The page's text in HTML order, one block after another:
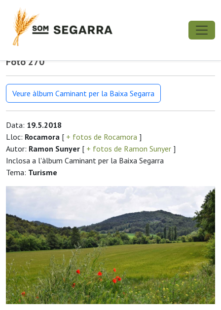
Foto 270
Veure àlbum Caminant per la Baixa Segarra
Data: 19.5.2018
Lloc: Rocamora [ + fotos de Rocamora ]
Autor: Ramon Sunyer [ + fotos de Ramon Sunyer ]
Inclosa a l'àlbum Caminant per la Baixa Segarra
Tema: Turisme